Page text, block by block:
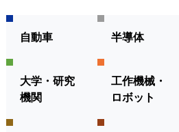
自動車 半導体
大学・研究
機関
工作機械・
ロボット